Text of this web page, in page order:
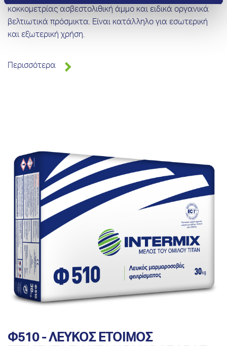
κοκκομετρίας ασβεστολιθική άμμο και ειδικά οργανικά
βελτιωτικά πρόσμικτα. Είναι κατάλληλο για εσωτερική
και εξωτερική χρήση.
Περισσότερα
Φ510 - ΛΕΥΚΟΣ ΕΤΟΙΜΟΣ